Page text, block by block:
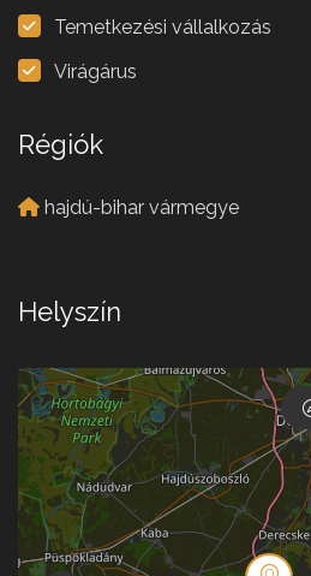
Temetkezési vállalkozás
Virágárus
Régiók
hajdú-bihar vármegye
Helyszín